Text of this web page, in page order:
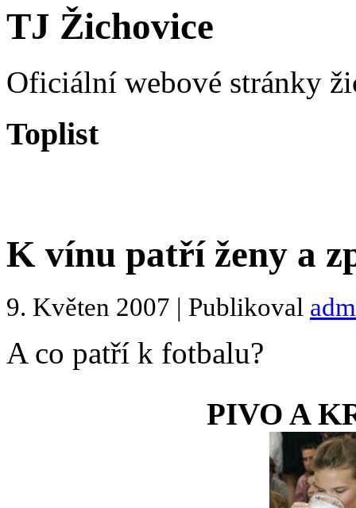
TJ Žichovice
Oficiální webové stránky
Toplist
K vínu patří ženy a
9. Květen 2007 | Publikoval
A co patří k fotbalu?
PIVO A